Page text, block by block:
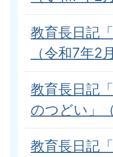
教育長日記
（令和7年2
教育長日記
のつどい」
教育長日記